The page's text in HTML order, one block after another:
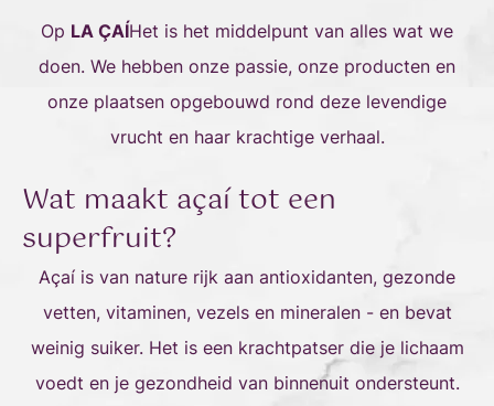
Op LA ÇAÍHet is het middelpunt van alles wat we
doen. We hebben onze passie, onze producten en
onze plaatsen opgebouwd rond deze levendige
vrucht en haar krachtige verhaal.
Wat maakt açaí tot een
superfruit?
Açaí is van nature rijk aan antioxidanten, gezonde
vetten, vitaminen, vezels en mineralen - en bevat
weinig suiker. Het is een krachtpatser die je lichaam
voedt en je gezondheid van binnenuit ondersteunt.